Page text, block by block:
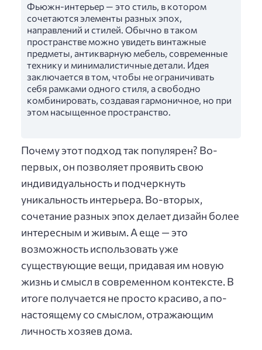
Фьюжн-интерьер — это стиль, в котором
сочетаются элементы разных эпох,
направлений и стилей. Обычно в таком
пространстве можно увидеть винтажные
предметы, антикварную мебель, современные
технику и минималистичные детали. Идея
заключается в том, чтобы не ограничивать
себя рамками одного стиля, а свободно
комбинировать, создавая гармоничное, но при
этом насыщенное пространство.
Почему этот подход так популярен? Во-
первых, он позволяет проявить свою
индивидуальность и подчеркнуть
уникальность интерьера. Во-вторых,
сочетание разных эпох делает дизайн более
интересным и живым. А еще — это
возможность использовать уже
существующие вещи, придавая им новую
жизнь и смысл в современном контексте. В
итоге получается не просто красиво, а по-
настоящему со смыслом, отражающим
личность хозяев дома.